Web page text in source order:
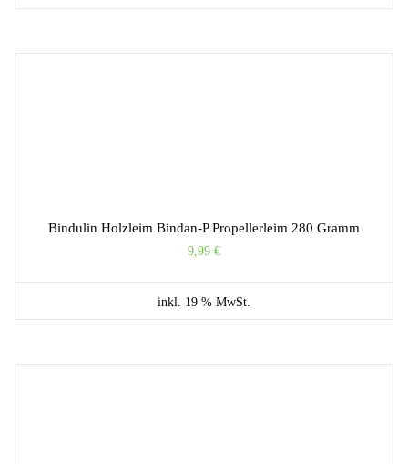
Bindulin Holzleim Bindan-P Propellerleim 280 Gramm
9,99 €
inkl. 19 % MwSt.